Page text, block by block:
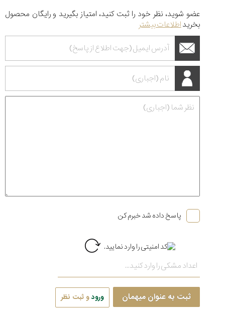
عضو شوید، نظر خود را ثبت کنید، امتیاز بگیرید و رایگان محصول
بخریداطلاعات بیشتر
پاسخ داده شد خبرم کن
ثبت به عنوان میهمان ورودو ثبت نظر